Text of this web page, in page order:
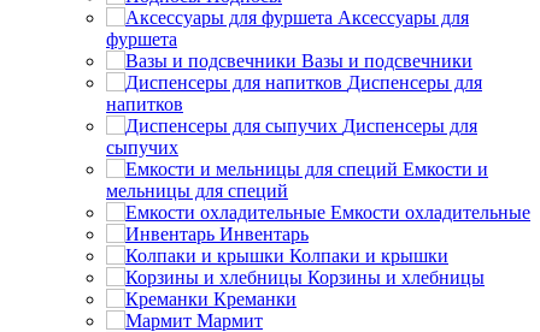
Аксессуары для
фуршета
Вазы и подсвечники
Диспенсеры для
напитков
Диспенсеры для
сыпучих
Емкости и
мельницы для специй
Емкости охладительные
Инвентарь
Колпаки и крышки
Корзины и хлебницы
Креманки
Мармит